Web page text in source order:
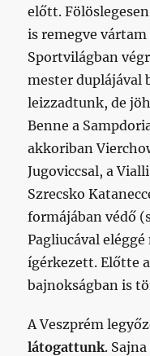
előtt.
is remegve
Sportvilágban
mester duplájával
leizzadtunk, de
Benne a
akkoriban
Jugoviccsal, a
Szrecsko
formájában védő
Pagliucával
ígérkezett. Előtte
bajnokságban is
A Veszprém
látogattunk.